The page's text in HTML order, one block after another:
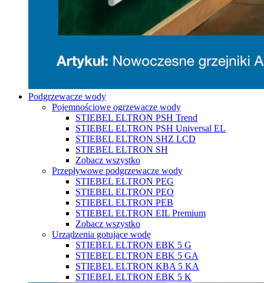
Podgrzewacze wody
Pojemnościowe ogrzewacze wody
STIEBEL ELTRON PSH Trend
STIEBEL ELTRON PSH Universal EL
STIEBEL ELTRON SHZ LCD
STIEBEL ELTRON SH
Zobacz wszystko
Przepływowe podgrzewacze wody
STIEBEL ELTRON PEG
STIEBEL ELTRON PEO
STIEBEL ELTRON PEB
STIEBEL ELTRON EIL Premium
Zobacz wszystko
Urządzenia gotujące wodę
STIEBEL ELTRON EBK 5 G
STIEBEL ELTRON EBK 5 GA
STIEBEL ELTRON KBA 5 KA
STIEBEL ELTRON EBK 5 K